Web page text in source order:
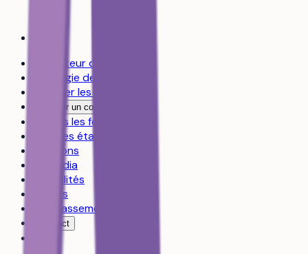
Simulateur d’admission
Stratégie de vœux
Explorer les formations
Trouver un coach
Toutes les formations
Tous les établissements
Révisions
Le média
Actualités
Guides
Les classements
Contact